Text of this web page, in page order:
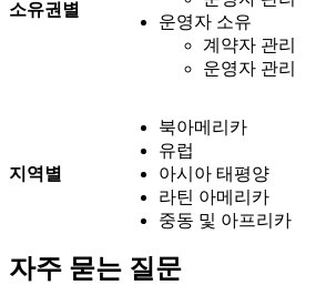
소유권별
운영자 소유
계약자 관리
운영자 관리
지역별
북아메리카
유럽
아시아 태평양
라틴 아메리카
중동 및 아프리카
자주 묻는 질문